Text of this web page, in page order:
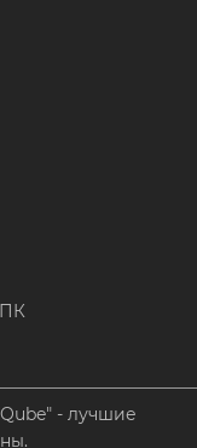
ПК
- лучшие